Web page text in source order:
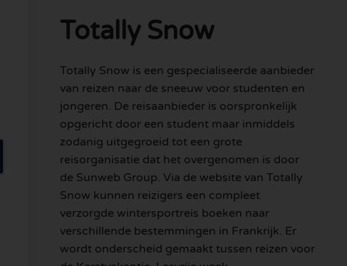
Totally Snow
Totally Snow is een gespecialiseerde aanbieder
van reizen naar de sneeuw voor studenten en
jongeren. De reisaanbieder is oorspronkelijk
opgericht door een student maar inmiddels
zodanig uitgegroeid tot een grote
reisorganisatie dat het overgenomen is door
de Sunweb Group. Via de website van Totally
Snow kunnen reizigers een compleet
verzorgde wintersportreis boeken naar
verschillende bestemmingen in Frankrijk. Er
wordt onderscheid gemaakt tussen reizen voor